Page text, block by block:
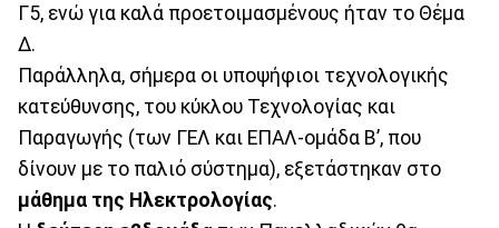
Γ5, ενώ για καλά προετοιμασμένους ήταν το Θέμα
Δ.
Παράλληλα, σήμερα οι υποψήφιοι τεχνολογικής
κατεύθυνσης, του κύκλου Τεχνολογίας και
Παραγωγής (των ΓΕΛ και ΕΠΑΛ-ομάδα Β’, που
δίνουν με το παλιό σύστημα), εξετάστηκαν στο
μάθημα της Ηλεκτρολογίας.